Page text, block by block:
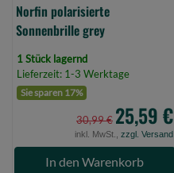
Norfin polarisierte
Sonnenbrille grey
1 Stück lagernd
Lieferzeit: 1-3 Werktage
Sie sparen 17%
30,99 € 25,59 €
inkl. MwSt., zzgl. Versand
In den Warenkorb